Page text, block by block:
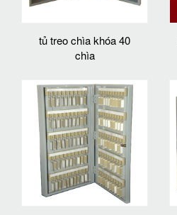
tủ treo chìa khóa 40
chìa